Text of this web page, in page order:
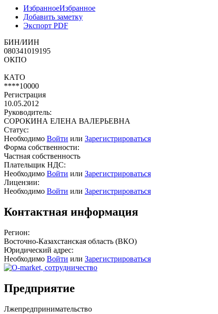
ИзбранноеИзбранное
Добавить заметку
Экспорт PDF
БИН/ИИН
080341019195
ОКПО
КАТО
****10000
Регистрация
10.05.2012
Руководитель:
СОРОКИНА ЕЛЕНА ВАЛЕРЬЕВНА
Статус:
Необходимо Войти или Зарегистрироваться
Форма собственности:
Частная собственность
Плательщик НДС:
Необходимо Войти или Зарегистрироваться
Лицензии:
Необходимо Войти или Зарегистрироваться
Контактная информация
Регион:
Восточно-Казахстанская область (ВКО)
Юридический адрес:
Необходимо Войти или Зарегистрироваться
Предприятие
Лжепредпринимательство